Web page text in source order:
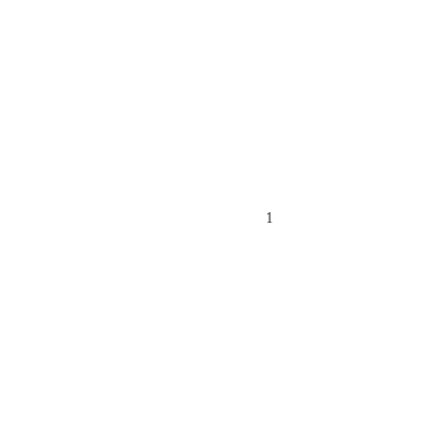
1